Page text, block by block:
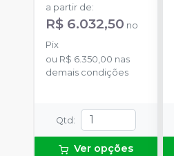
a partir de:
R$ 6.032,50 no
Pix
ou R$ 6.350,00 nas
demais condições
Qtd :
Ver opções